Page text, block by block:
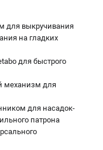
выкручивания
на гладких
для быстрого
механизм для
для насадок-
патрона